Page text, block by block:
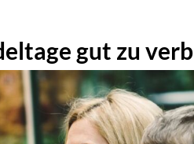
gut zu